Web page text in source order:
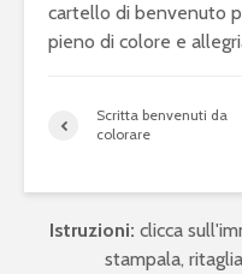
cartello di benvenuto
pieno di colore e
Scritta benvenuti da
colorare
Istruzioni: clicca
stampala,